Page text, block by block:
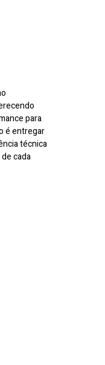
para
é entregar
técnica
cada